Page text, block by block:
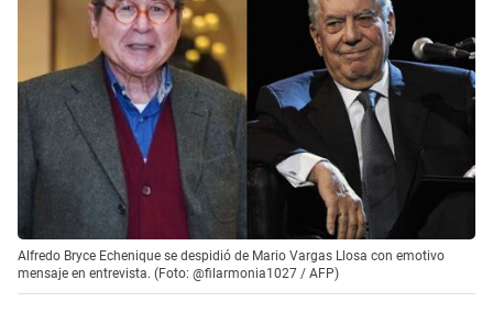
Alfredo Bryce Echenique se despidió de Mario Vargas Llosa con emotivo
mensaje en entrevista. (Foto: @filarmonia1027 / AFP)